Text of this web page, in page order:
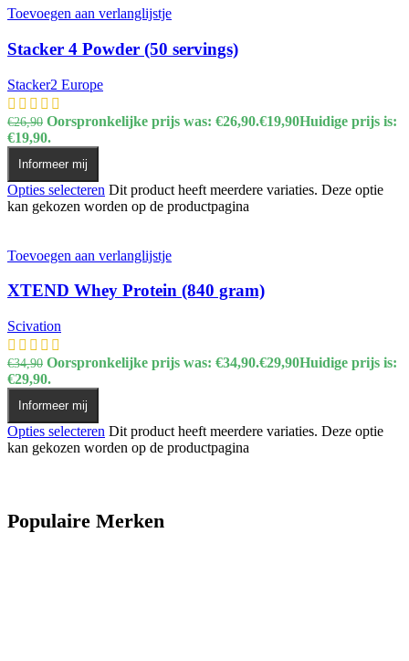
Toevoegen aan verlanglijstje
Stacker 4 Powder (50 servings)
Stacker2 Europe
€26,90 Oorspronkelijke prijs was: €26,90.€19,90Huidige prijs is:
€19,90.
Informeer mij
Opties selecteren Dit product heeft meerdere variaties. Deze optie
kan gekozen worden op de productpagina
Toevoegen aan verlanglijstje
XTEND Whey Protein (840 gram)
Scivation
€34,90 Oorspronkelijke prijs was: €34,90.€29,90Huidige prijs is:
€29,90.
Informeer mij
Opties selecteren Dit product heeft meerdere variaties. Deze optie
kan gekozen worden op de productpagina
Populaire Merken